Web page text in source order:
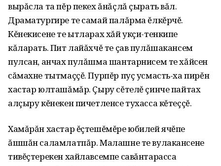
вырăсла та пĕр пекех ăнăçлă çырать вăл.
Драматургире те самай палăрма ĕлкĕрчĕ.
Кĕнекисене те ытларах хăй укçи-тенкипе
кăларать. Пит лайăхчĕ те çав пулăшакансем
пулсан, анчах пулăшма шантарнисем те хăйсен
сăмахне тытмаççĕ. Пурпĕр пуç усмасть-ха пирĕн
хастар юлташăмăр. Çыру сĕтелĕ çинче пайтах
алçыру кĕнекен пичетленсе тухасса кĕтеççĕ.
Хамăрăн хастар ĕçтешĕмĕре юбилей ячĕпе
ăшшăн саламлатпăр. Малашне те вулакансене
тивĕçтерекен хайлавсемпе савăнтарасса